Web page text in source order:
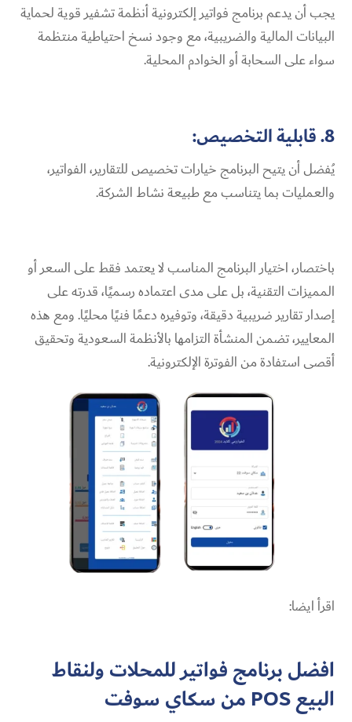
يجب أن يدعم برنامج فواتير إلكترونية أنظمة تشفير قوية لحماية
البيانات المالية والضريبية، مع وجود نسخ احتياطية منتظمة
سواء على السحابة أو الخوادم المحلية.
8. قابلية التخصيص:
يُفضل أن يتيح البرنامج خيارات تخصيص للتقارير، الفواتير،
والعمليات بما يتناسب مع طبيعة نشاط الشركة.
باختصار، اختيار البرنامج المناسب لا يعتمد فقط على السعر أو
المميزات التقنية، بل على مدى اعتماده رسميًا، قدرته على
إصدار تقارير ضريبية دقيقة، وتوفيره دعمًا فنيًا محليًا. ومع هذه
المعايير، تضمن المنشأة التزامها بالأنظمة السعودية وتحقيق
أقصى استفادة من الفوترة الإلكترونية.
اقرأ ايضا:
افضل برنامج فواتير للمحلات ولنقاط
البيع POS من سكاي سوفت